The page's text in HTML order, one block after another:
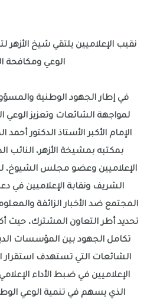
نقيب الإعلاميين يلتقي شيخ الأزهر
الوعي ومكافحة
في إطار الجهود الوطنية
لمواجهة الشائعات وتعزيز
الإمام الأكبر الأستاذ الدكتور
بمكتبه بمشيخة الأزهر، النائب
الإعلاميين وعضو مجلس الشيوخ،
الشريف ونقابة الإعلاميين في
المجتمع ضد الأخبار الزائفة
تحديد أطر التعاون المشترك، حيث
تكامل الجهود بين المؤسسات
الشائعات التي تستهدف استقرار
الإعلاميين في ضبط الأداء
الذي يسهم في تنمية الوعي